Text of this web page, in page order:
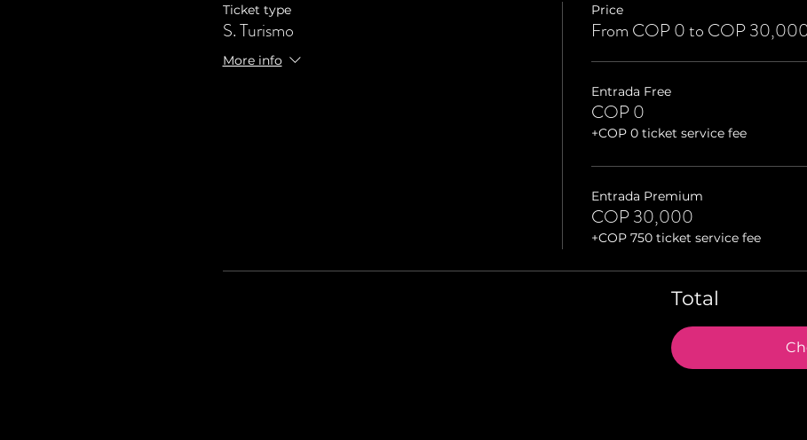
Ticket type
S. Turismo
More info
Price
From COP 0 to COP
Entrada Free
COP 0
+COP 0 ticket service fee
Entrada Premium
COP 30,000
+COP 750 ticket service fee
Total